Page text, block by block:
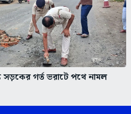
সড়কের গর্ত ভরাটে পথে নামল